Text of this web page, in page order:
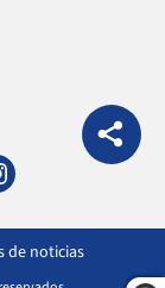
de noticias